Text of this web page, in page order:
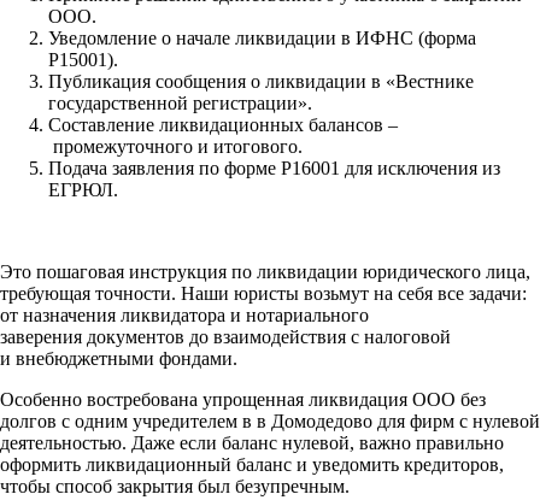
ООО.
Уведомление о начале ликвидации в ИФНС (форма
Р15001).
Публикация сообщения о ликвидации в «Вестнике
государственной регистрации».
Составление ликвидационных балансов –
промежуточного и итогового.
Подача заявления по форме Р16001 для исключения из
ЕГРЮЛ.
Это пошаговая инструкция по ликвидации юридического лица,
требующая точности. Наши юристы возьмут на себя все задачи:
от назначения ликвидатора и нотариального
заверения документов до взаимодействия с налоговой
и внебюджетными фондами.
Особенно востребована упрощенная ликвидация ООО без
долгов с одним учредителем в в Домодедово для фирм с нулевой
деятельностью. Даже если баланс нулевой, важно правильно
оформить ликвидационный баланс и уведомить кредиторов,
чтобы способ закрытия был безупречным.